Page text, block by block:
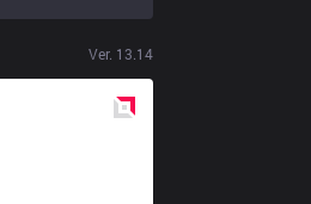
Ver. 13.14